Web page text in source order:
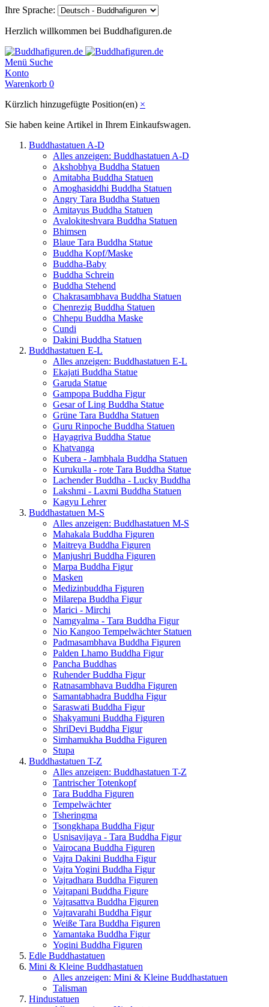
Ihre Sprache:
Herzlich willkommen bei Buddhafiguren.de
Menü Suche
Konto
Warenkorb 0
Kürzlich hinzugefügte Position(en) ×
Sie haben keine Artikel in Ihrem Einkaufswagen.
Buddhastatuen A-D
Alles anzeigen: Buddhastatuen A-D
Akshobhya Buddha Statuen
Amitabha Buddha Statuen
Amoghasiddhi Buddha Statuen
Angry Tara Buddha Statuen
Amitayus Buddha Statuen
Avalokiteshvara Buddha Statuen
Bhimsen
Blaue Tara Buddha Statue
Buddha Kopf/Maske
Buddha-Baby
Buddha Schrein
Buddha Stehend
Chakrasambhava Buddha Statuen
Chenrezig Buddha Statuen
Chhepu Buddha Maske
Cundi
Dakini Buddha Statuen
Buddhastatuen E-L
Alles anzeigen: Buddhastatuen E-L
Ekajati Buddha Statue
Garuda Statue
Gampopa Buddha Figur
Gesar of Ling Buddha Statue
Grüne Tara Buddha Statuen
Guru Rinpoche Buddha Statuen
Hayagriva Buddha Statue
Khatvanga
Kubera - Jambhala Buddha Statuen
Kurukulla - rote Tara Buddha Statue
Lachender Buddha - Lucky Buddha
Lakshmi - Laxmi Buddha Statuen
Kagyu Lehrer
Buddhastatuen M-S
Alles anzeigen: Buddhastatuen M-S
Mahakala Buddha Figuren
Maitreya Buddha Figuren
Manjushri Buddha Figuren
Marpa Buddha Figur
Masken
Medizinbuddha Figuren
Milarepa Buddha Figur
Marici - Mirchi
Namgyalma - Tara Buddha Figur
Nio Kangoo Tempelwächter Statuen
Padmasambhava Buddha Figuren
Palden Lhamo Buddha Figur
Pancha Buddhas
Ruhender Buddha Figur
Ratnasambhava Buddha Figuren
Samantabhadra Buddha Figur
Saraswati Buddha Figur
Shakyamuni Buddha Figuren
ShriDevi Buddha Figur
Simhamukha Buddha Figuren
Stupa
Buddhastatuen T-Z
Alles anzeigen: Buddhastatuen T-Z
Tantrischer Totenkopf
Tara Buddha Figuren
Tempelwächter
Tsheringma
Tsongkhapa Buddha Figur
Usnisavijaya - Tara Buddha Figur
Vairocana Buddha Figuren
Vajra Dakini Buddha Figur
Vajra Yogini Buddha Figur
Vajradhara Buddha Figuren
Vajrapani Buddha Figure
Vajrasattva Buddha Figuren
Vajravarahi Buddha Figur
Weiße Tara Buddha Figuren
Yamantaka Buddha Figur
Yogini Buddha Figuren
Edle Buddhastatuen
Mini & Kleine Buddhastatuen
Alles anzeigen: Mini & Kleine Buddhastatuen
Talisman
Hindustatuen